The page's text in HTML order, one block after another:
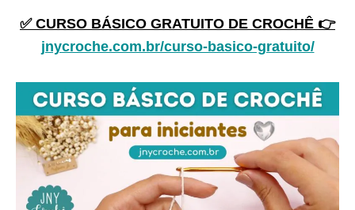
✅ CURSO BÁSICO GRATUITO DE CROCHÊ 👉
jnycroche.com.br/curso-basico-gratuito/